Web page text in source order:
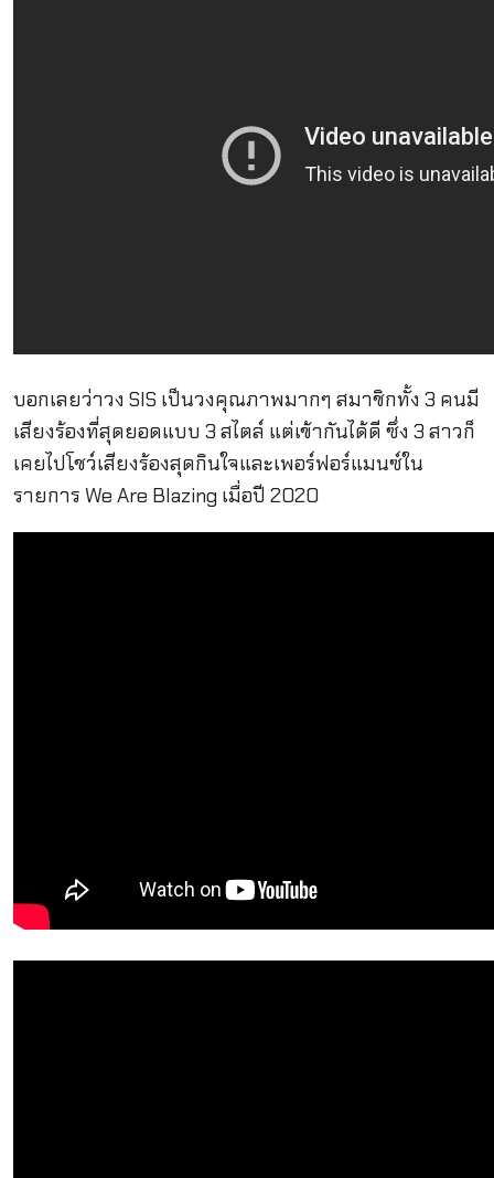
บอกเลยว่าวง SIS เป็นวงคุณภาพมากๆ สมาชิกทั้ง 3 คนมี
เสียงร้องที่สุดยอดแบบ 3 สไตล์ แต่เข้ากันได้ดี ซึ่ง 3 สาวก็
เคยไปโชว์เสียงร้องสุดกินใจและเพอร์ฟอร์แมนซ์ใน
รายการ We Are Blazing เมื่อปี 2020